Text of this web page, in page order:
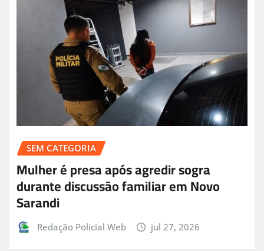
SEM CATEGORIA
Mulher é presa após agredir sogra
durante discussão familiar em Novo
Sarandi
Redação Policial Web jul 27, 2026